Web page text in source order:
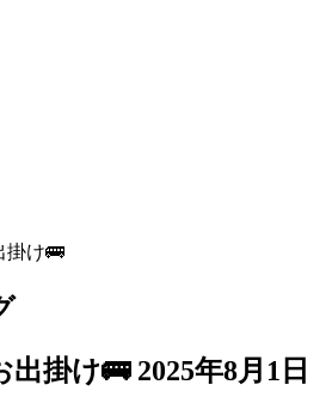
掛け🚌
出掛け🚌 2025年8月1日